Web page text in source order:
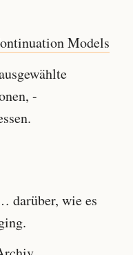
Models
-
darüber, wie es